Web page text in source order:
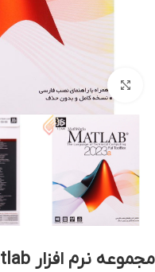
بزرگنمایی تصویر
مجموعه نرم افزار Matlab متلب 2023a